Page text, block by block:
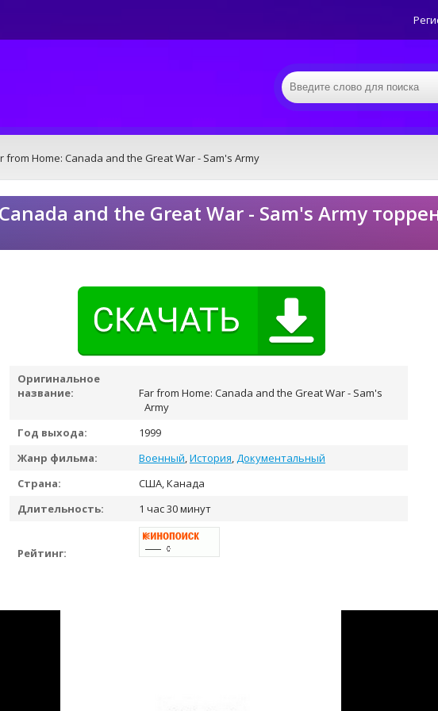
from Home: Canada and the Great War - Sam's Army
and the Great War - Sam's Army
Оригинальное
название:
Far from Home: Canada and the Great War - Sam's
Army
Год выхода:
1999
Жанр фильма:
Военный,История,Документальный
Страна:
США, Канада
Длительность:
1 час 30 минут
Рейтинг: